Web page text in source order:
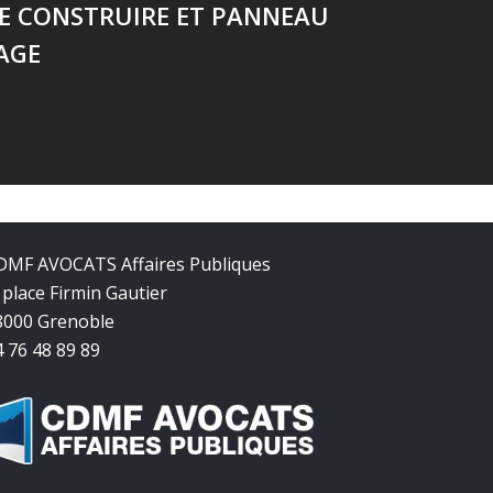
CONSTRUIRE ET PANNEAU
AVOCATS Affaires Publiques
place Firmin Gautier
Grenoble
76 48 89 89